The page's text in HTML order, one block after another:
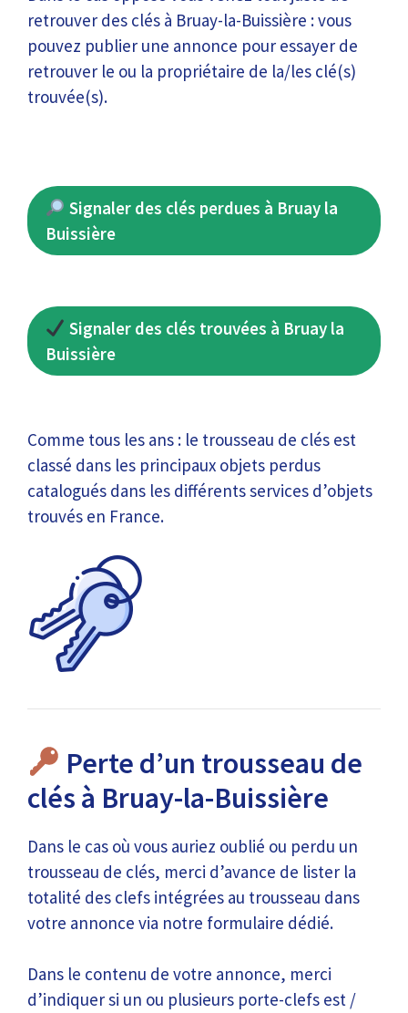
retrouver des clés à Bruay-la-Buissière : vous
pouvez publier une annonce pour essayer de
retrouver le ou la propriétaire de la/les clé(s)
trouvée(s).
Signaler des clés perdues à Bruay la
Buissière
Signaler des clés trouvées à Bruay la
Buissière
Comme tous les ans : le trousseau de clés est
classé dans les principaux objets perdus
catalogués dans les différents services d’objets
trouvés en France.
Perte d’un trousseau de
clés à Bruay-la-Buissière
Dans le cas où vous auriez oublié ou perdu un
trousseau de clés, merci d’avance de lister la
totalité des clefs intégrées au trousseau dans
votre annonce via notre formulaire dédié.
Dans le contenu de votre annonce, merci
d’indiquer si un ou plusieurs porte-clefs est /